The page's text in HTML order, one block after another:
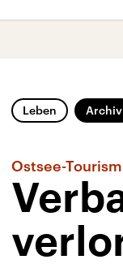
Leben Archiv
Ostsee-